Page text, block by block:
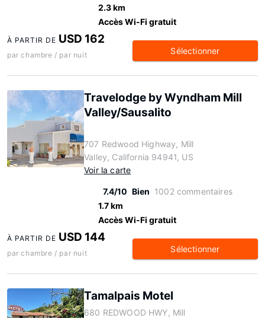
2.3 km
Accès Wi-Fi gratuit
À PARTIR DE USD 162
par chambre / par nuit Sélectionner
Travelodge by Wyndham Mill
Valley/Sausalito
707 Redwood Highway, Mill
Valley, California 94941, US
Voir la carte
7.4/10 Bien 1002 commentaires
1.7 km
Accès Wi-Fi gratuit
À PARTIR DE USD 144
par chambre / par nuit Sélectionner
Tamalpais Motel
680 REDWOOD HWY, Mill